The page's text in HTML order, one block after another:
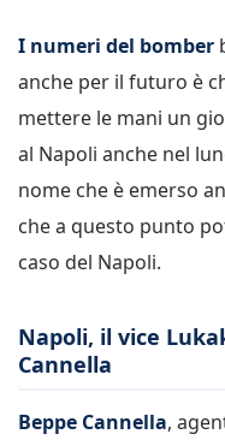
I numeri del bomber
anche per il futuro è
mettere le mani un
al Napoli anche nel
nome che è emerso
che a questo punto
caso del Napoli.
Napoli, il vice
Cannella
Beppe Cannella,